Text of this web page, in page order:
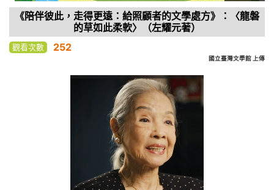
《陪伴彼此，走得更遠：給照顧者的文學處方》：〈龍磐
的草如此柔軟〉（左耀元著）
觀看次數 252
國立臺灣文學館 上傳